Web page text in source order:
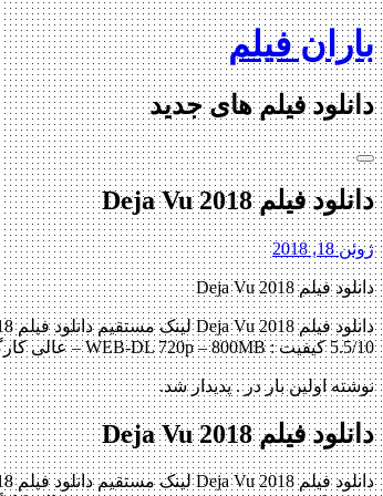
Skip
to
content
باران فیلم
دانلود فیلم های جدید
دانلود فیلم Deja Vu 2018
ژوئن 18, 2018
دانلود فیلم Deja Vu 2018
5.5/10 کیفیت : WEB-DL 720p – 800MB – عالی کارگردان : Eric Bross بازیگران : Thora […]
نوشته اولین بار در . پدیدار شد.
دانلود فیلم Deja Vu 2018